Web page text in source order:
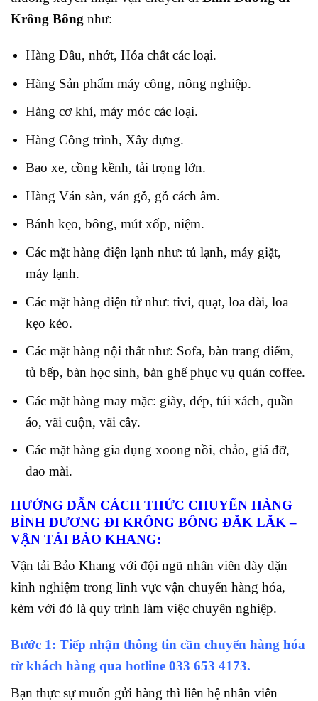
Krông Bông như:
Hàng Dầu, nhớt, Hóa chất các loại.
Hàng Sản phẩm máy công, nông nghiệp.
Hàng cơ khí, máy móc các loại.
Hàng Công trình, Xây dựng.
Bao xe, cồng kềnh, tải trọng lớn.
Hàng Ván sàn, ván gỗ, gỗ cách âm.
Bánh kẹo, bông, mút xốp, niệm.
Các mặt hàng điện lạnh như: tủ lạnh, máy giặt,
máy lạnh.
Các mặt hàng điện tử như: tivi, quạt, loa đài, loa
kẹo kéo.
Các mặt hàng nội thất như: Sofa, bàn trang điểm,
tủ bếp, bàn học sinh, bàn ghế phục vụ quán coffee.
Các mặt hàng may mặc: giày, dép, túi xách, quần
áo, vãi cuộn, vãi cây.
Các mặt hàng gia dụng xoong nồi, chảo, giá đỡ,
dao mài.
HƯỚNG DẪN CÁCH THỨC CHUYỂN HÀNG
BÌNH DƯƠNG ĐI KRÔNG BÔNG ĐĂK LĂK –
VẬN TẢI BẢO KHANG:
Vận tải Bảo Khang với đội ngũ nhân viên dày dặn
kinh nghiệm trong lĩnh vực vận chuyển hàng hóa,
kèm với đó là quy trình làm việc chuyên nghiệp.
Bước 1: Tiếp nhận thông tin cần chuyển hàng hóa
từ khách hàng qua hotline 033 653 4173.
Bạn thực sự muốn gửi hàng thì liên hệ nhân viên